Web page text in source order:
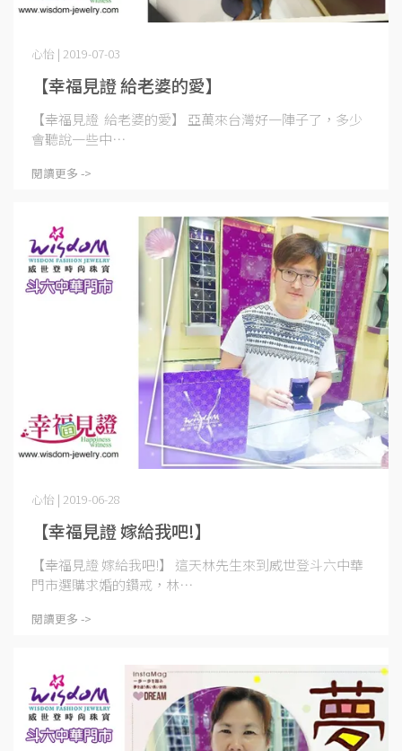
【幸福見證 給老婆的愛】
心怡 | 2019-07-03
【幸福見證 給老婆的愛】 亞萬來台灣好一陣子了，多少
會聽說一些中⋯
閱讀更多 ->
【幸福見證 嫁給我吧!】
心怡 | 2019-06-28
【幸福見證 嫁給我吧!】 這天林先生來到威世登斗六中華
門市選購求婚的鑽戒，林⋯
閱讀更多 ->